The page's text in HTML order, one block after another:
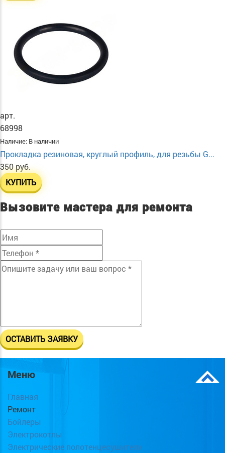
арт.
68998
Наличие: В наличии
Прокладка резиновая, круглый профиль, для резьбы G...
350 руб.
КУПИТЬ
Вызовите мастера для ремонта
Меню
Главная
Ремонт
Бойлеры
Электрокотлы
Электрические полотенцесушители